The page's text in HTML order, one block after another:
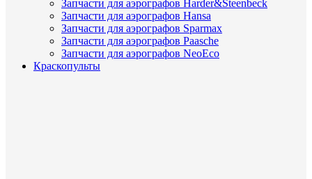
Запчасти для аэрографов Harder&Steenbeck
Запчасти для аэрографов Hansa
Запчасти для аэрографов Sparmax
Запчасти для аэрографов Paasche
Запчасти для аэрографов NeoEco
Краскопульты